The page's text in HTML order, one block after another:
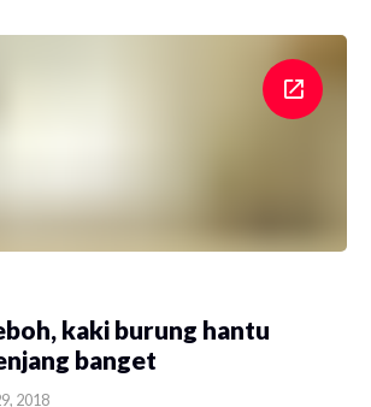
kaki burung hantu
banget
2018